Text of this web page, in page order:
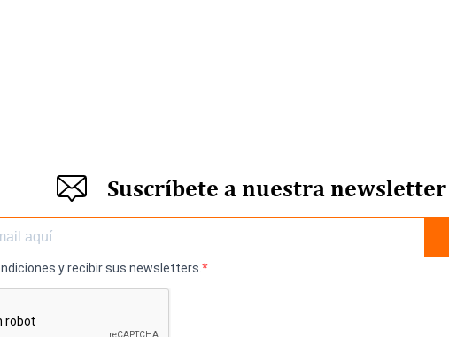
Suscríbete a nuestra newsletter
y recibir sus newsletters.